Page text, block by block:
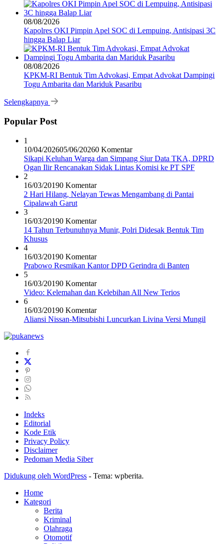
08/08/2026
Kapolres OKI Pimpin Apel SOC di Lempuing, Antisipasi 3C
hingga Balap Liar
08/08/2026
KPKM-RI Bentuk Tim Advokasi, Empat Advokat Dampingi
Togu Ambarita dan Mariduk Pasaribu
Selengkapnya
Popular Post
1
10/04/202605/06/20260 Komentar
Sikapi Keluhan Warga dan Simpang Siur Data TKA, DPRD
Ogan Ilir Rencanakan Sidak Lintas Komisi ke PT SPF
2
16/03/20190 Komentar
2 Hari Hilang, Nelayan Tewas Mengambang di Pantai
Cipalawah Garut
3
16/03/20190 Komentar
14 Tahun Terbunuhnya Munir, Polri Didesak Bentuk Tim
Khusus
4
16/03/20190 Komentar
Prabowo Resmikan Kantor DPD Gerindra di Banten
5
16/03/20190 Komentar
Video: Kelemahan dan Kelebihan All New Terios
6
16/03/20190 Komentar
Aliansi Nissan-Mitsubishi Luncurkan Livina Versi Mungil
Indeks
Editorial
Kode Etik
Privacy Policy
Disclaimer
Pedoman Media Siber
Didukung oleh WordPress - Tema: wpberita.
Home
Kategori
Berita
Kriminal
Olahraga
Otomotif